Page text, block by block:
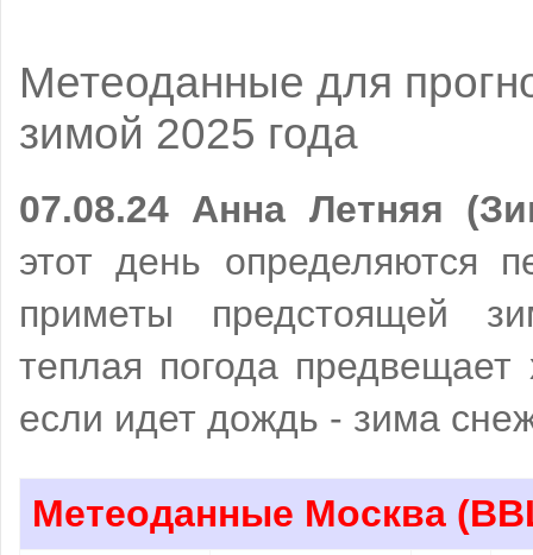
Метеоданные для
зимой 2025 года
07.08.24 Анна Летняя
этот день определяются
приметы предстоящей
теплая погода
если идет дождь - зима
Метеоданные Москва